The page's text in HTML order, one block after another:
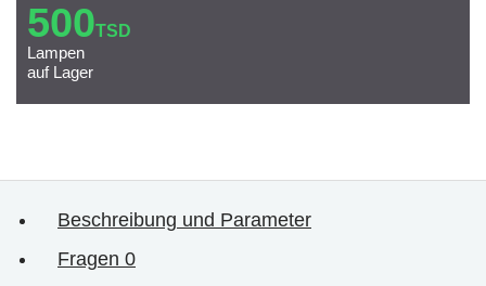
500TSD
Lampen
auf Lager
Beschreibung und Parameter
Fragen 0